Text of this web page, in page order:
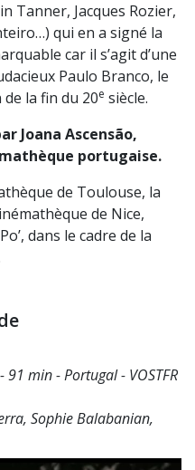
Tanner, Jacques Rozier,
qui en a signé la
car il s’agit d’une
Paulo Branco, le
la fin du 20e siècle.
Joana Ascensão,
portugaise.
de Toulouse, la
de Nice,
dans le cadre de la
91 min - Portugal - VOSTFR
Sophie Balabanian,